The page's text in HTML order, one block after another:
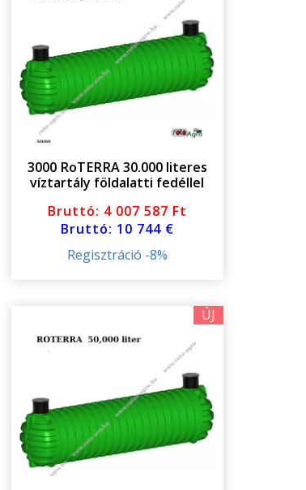
3000 RoTERRA 30.000 literes
víztartály földalatti fedéllel
Bruttó: 4 007 587 Ft
Bruttó: 10 744 €
Regisztráció -8%
ÚJ